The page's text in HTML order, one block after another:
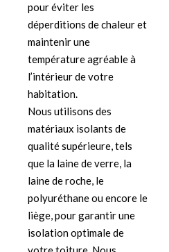
pour éviter les
déperditions de chaleur et
maintenir une
température agréable à
l’intérieur de votre
habitation.
Nous utilisons des
matériaux isolants de
qualité supérieure, tels
que la laine de verre, la
laine de roche, le
polyuréthane ou encore le
liège, pour garantir une
isolation optimale de